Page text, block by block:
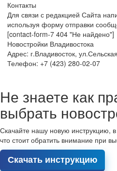
Контакты
Для связи с редакцией Сайта
используя форму отправки
[contact-form-7 404 "Не найдено"]
Новостройки Владивостока
Адрес: г.Владивосток,
Телефон: +7 (423) 280-02-07
Не знаете как
выбрать
Скачайте нашу новую инструкцию,
что стоит обратить внимание при
Скачать инструкцию